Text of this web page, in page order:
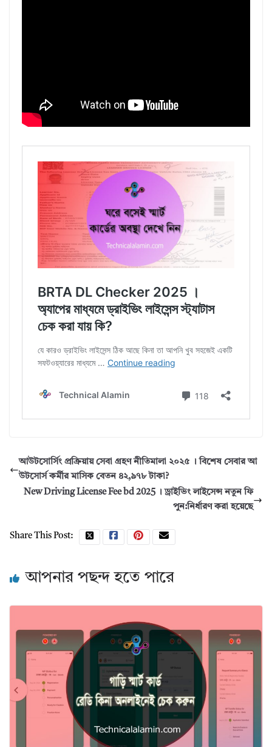
আউটসোর্সিং প্রক্রিয়ায় সেবা গ্রহণ নীতিমালা ২০২৫ । বিশেষ সেবার আ
উটসোর্স কর্মীর মাসিক বেতন ৪২,৯৭৮ টাকা?
New Driving License Fee bd 2025 । ড্রাইভিং লাইসেন্স নতুন ফি
পুন:নির্ধারণ করা হয়েছে
Share This Post:
আপনার পছন্দ হতে পারে